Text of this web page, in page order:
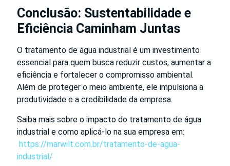
Conclusão: Sustentabilidade e
Eficiência Caminham Juntas
O tratamento de água industrial é um investimento
essencial para quem busca reduzir custos, aumentar a
eficiência e fortalecer o compromisso ambiental.
Além de proteger o meio ambiente, ele impulsiona a
produtividade e a credibilidade da empresa.
Saiba mais sobre o impacto do tratamento de água
industrial e como aplicá-lo na sua empresa em:
https://marwilt.com.br/tratamento-de-agua-
industrial/